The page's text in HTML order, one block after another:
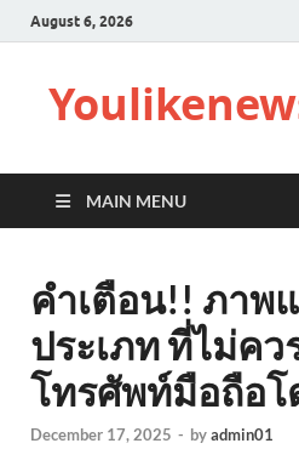
August 6, 2026
MAIN MENU
คำเตือน!! ภาพ
ประเภท ที่ไม่ค
โทรศัพท์มือถือโ
December 17, 2025 - byadmin01